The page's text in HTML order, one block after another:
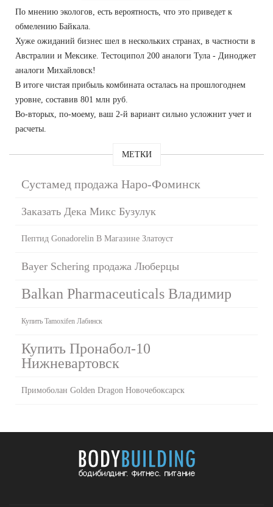
По мнению экологов, есть вероятность, что это приведет к
обмелению Байкала.
Хуже ожиданий бизнес шел в нескольких странах, в частности в
Австралии и Мексике. Тестоципол 200 аналоги Тула - Диноджет
аналоги Михайловск!
В итоге чистая прибыль комбината осталась на прошлогоднем
уровне, составив 801 млн руб.
Во-вторых, по-моему, ваш 2-й вариант сильно усложнит учет и
расчеты.
МЕТКИ
Сустамед продажа Наро-Фоминск
Заказать Дека Микс Бузулук
Пептид Gonadorelin В Магазине Златоуст
Bayer Schering продажа Люберцы
Balkan Pharmaceuticals Владимир
Купить Tamoxifen Лабинск
Купить Пронабол-10
Нижневартовск
Примоболан Golden Dragon Новочебоксарск